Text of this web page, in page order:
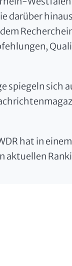
darüber
spiegeln sich
hat in einem
aktuellen